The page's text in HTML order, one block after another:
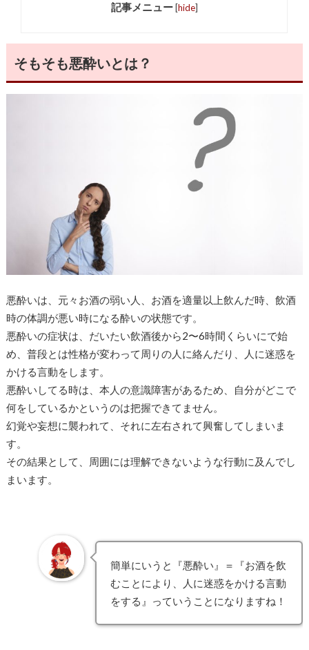
記事メニュー [hide]
そもそも悪酔いとは？
悪酔いは、元々お酒の弱い人、お酒を適量以上飲んだ時、飲酒
時の体調が悪い時になる酔いの状態です。
悪酔いの症状は、だいたい飲酒後から2〜6時間くらいにで始
め、普段とは性格が変わって周りの人に絡んだり、人に迷惑を
かける言動をします。
悪酔いしてる時は、本人の意識障害があるため、自分がどこで
何をしているかというのは把握できてません。
幻覚や妄想に襲われて、それに左右されて興奮してしまいま
す。
その結果として、周囲には理解できないような行動に及んでし
まいます。
簡単にいうと『悪酔い』＝『お酒を飲
むことにより、人に迷惑をかける言動
をする』っていうことになりますね！